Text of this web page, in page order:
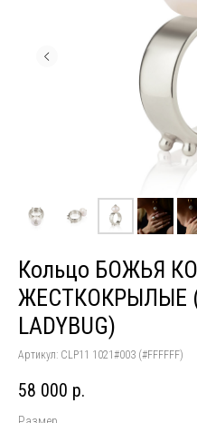
Кольцо БОЖЬЯ
ЖЕСТКОКРЫЛЫЕ
LADYBUG)
Артикул: CLP11 1021#003 (#FFFFFF)
58 000 р.